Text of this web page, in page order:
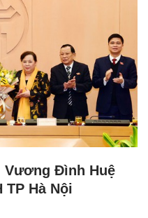
Vương Đình Huệ
Hà Nội